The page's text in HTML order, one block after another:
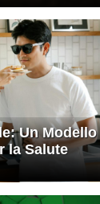
Un Modello
la Salute